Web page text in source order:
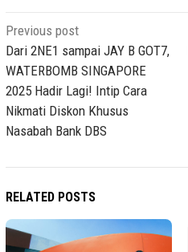
Post
navigation
Previous post
Dari 2NE1 sampai JAY B GOT7,
WATERBOMB SINGAPORE
2025 Hadir Lagi! Intip Cara
Nikmati Diskon Khusus
Nasabah Bank DBS
RELATED POSTS